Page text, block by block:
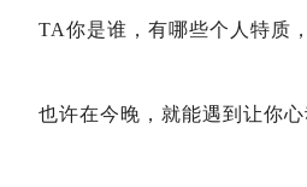
TA你是谁，有哪些个人特质
也许在今晚，就能遇到让你心